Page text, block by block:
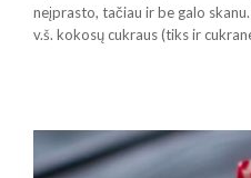
neįprasto, tačiau ir be galo
v.š. kokosų cukraus (tiks ir